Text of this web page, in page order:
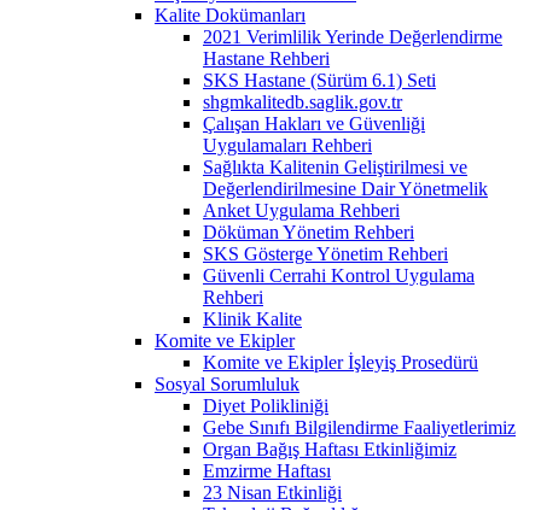
Kalite Dokümanları
2021 Verimlilik Yerinde Değerlendirme
Hastane Rehberi
SKS Hastane (Sürüm 6.1) Seti
shgmkalitedb.saglik.gov.tr
Çalışan Hakları ve Güvenliği
Uygulamaları Rehberi
Sağlıkta Kalitenin Geliştirilmesi ve
Değerlendirilmesine Dair Yönetmelik
Anket Uygulama Rehberi
Döküman Yönetim Rehberi
SKS Gösterge Yönetim Rehberi
Güvenli Cerrahi Kontrol Uygulama
Rehberi
Klinik Kalite
Komite ve Ekipler
Komite ve Ekipler İşleyiş Prosedürü
Sosyal Sorumluluk
Diyet Polikliniği
Gebe Sınıfı Bilgilendirme Faaliyetlerimiz
Organ Bağış Haftası Etkinliğimiz
Emzirme Haftası
23 Nisan Etkinliği